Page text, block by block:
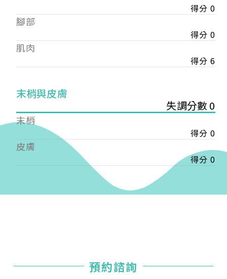
得分 0
腳部
得分 0
肌肉
得分 6
末梢與皮膚
失調分數 0
末梢
得分 0
皮膚
得分 0
預約諮詢
【會費】
入會費新臺幣1200元，於會員入會時繳納；常年會
費1200元，於每年度繳納。
入會費新臺幣3000元，於會員入會時繳納；常年會
費3000元，於每年度繳納。
戶名: 社團法人台灣自律神經健康培訓暨發展協會
帳號: 003-03-501566-2
銀行: (013) 國泰世華 南京東路分行